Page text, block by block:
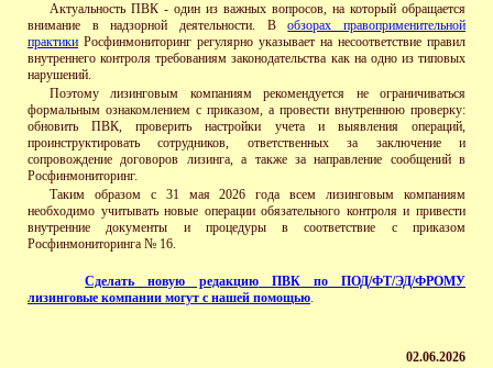
Актуальность ПВК - один из важных вопросов, на который обращается
внимание в надзорной деятельности. Вобзорах правоприменительной
практики Росфинмониторинг регулярно указывает на несоответствие правил
внутреннего контроля требованиям законодательства как на одно из типовых
нарушений.
Поэтому лизинговым компаниям рекомендуется не ограничиваться
формальным ознакомлением с приказом, а провести внутреннюю проверку:
обновить ПВК, проверить настройки учета и выявления операций,
проинструктировать сотрудников, ответственных за заключение и
сопровождение договоров лизинга, а также за направление сообщений в
Росфинмониторинг.
Таким образом с 31 мая 2026 года всем лизинговым компаниям
необходимо учитывать новые операции обязательного контроля и привести
внутренние документы и процедуры в соответствие с приказом
Росфинмониторинга № 16.
Сделать новую редакциюПВК по ПОД/ФТ/ЭД/ФРОМУ
лизинговые компании могут с нашей помощью.
02.06.2026